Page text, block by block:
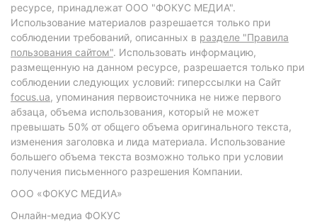
ресурсе, принадлежат ООО "ФОКУС МЕДИА".
Использование материалов разрешается только при
соблюдении требований, описанных в разделе "Правила
пользования сайтом". Использовать информацию,
размещенную на данном ресурсе, разрешается только при
соблюдении следующих условий: гиперссылки на Сайт
focus.ua, упоминания первоисточника не ниже первого
абзаца, объема использования, который не может
превышать 50% от общего объема оригинального текста,
изменения заголовка и лида материала. Использование
большего объема текста возможно только при условии
получения письменного разрешения Компании.
ООО «ФОКУС МЕДИА»
Онлайн-медиа ФОКУС